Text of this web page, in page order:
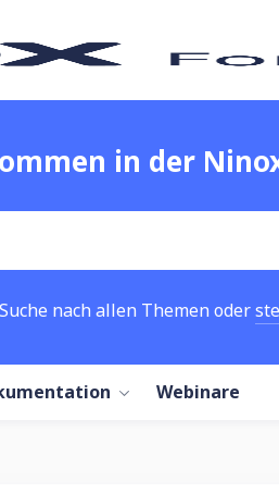
in der
Suche nach allen Themen oder
Webinare